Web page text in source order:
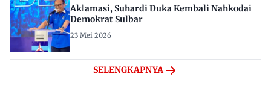
Aklamasi, Suhardi Duka Kembali Nahkodai
Demokrat Sulbar
23 Mei 2026
SELENGKAPNYA